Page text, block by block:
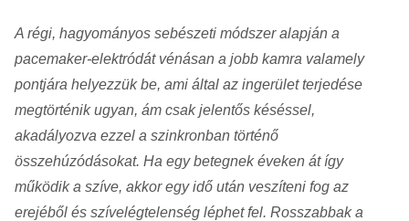
A régi, hagyományos sebészeti módszer alapján a
pacemaker-elektródát vénásan a jobb kamra valamely
pontjára helyezzük be, ami által az ingerület terjedése
megtörténik ugyan, ám csak jelentős késéssel,
akadályozva ezzel a szinkronban történő
összehúzódásokat. Ha egy betegnek éveken át így
működik a szíve, akkor egy idő után veszíteni fog az
erejéből és szívelégtelenség léphet fel. Rosszabbak a